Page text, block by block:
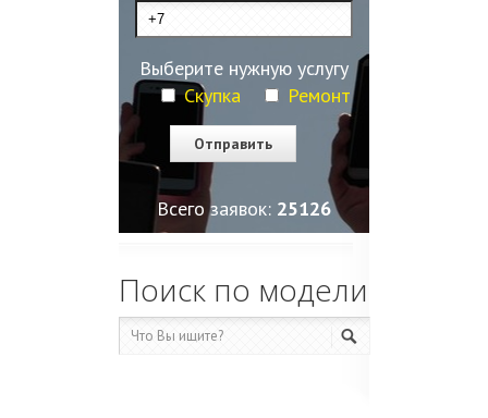
Выберите нужную услугу
Скупка
Ремонт
Всего заявок: 25127
Поиск по модели